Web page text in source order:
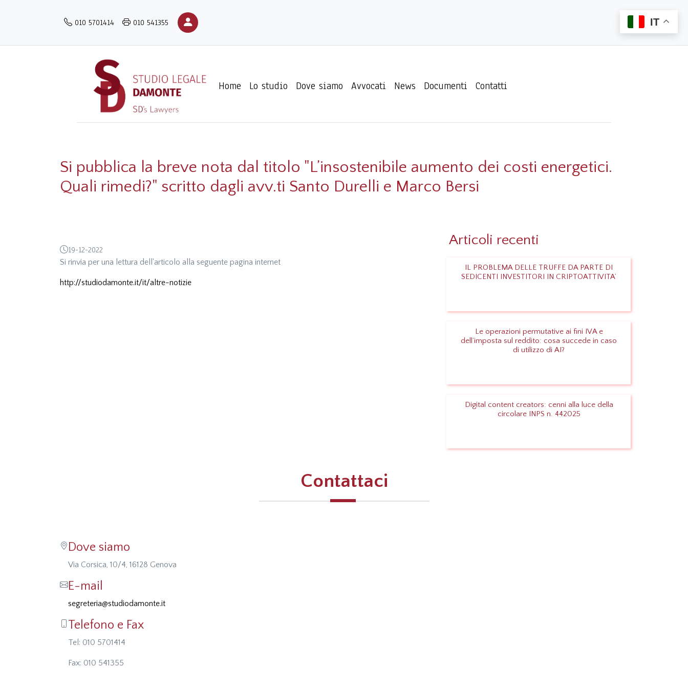
principale
010 5701414 010 541355
Home Lo studio Dove siamo Avvocati News Documenti Contatti
IT
Si pubblica la breve nota dal titolo "L’insostenibile aumento dei costi energetici.
Quali rimedi?" scritto dagli avv.ti Santo Durelli e Marco Bersi
19-12-2022
Si rinvia per una lettura dell'articolo alla seguente pagina internet
http://studiodamonte.it/it/altre-notizie
Articoli recenti
IL PROBLEMA DELLE TRUFFE DA PARTE DI
SEDICENTI INVESTITORI IN CRIPTOATTIVITA’
Le operazioni permutative ai fini IVA e
dell’imposta sul reddito: cosa succede in caso
di utilizzo di AI?
Digital content creators: cenni alla luce della
circolare INPS n. 442025
Contattaci
Dove siamo
Via Corsica, 10/4, 16128 Genova
E-mail
segreteria@studiodamonte.it
Telefono e Fax
Tel: 010 5701414
Fax: 010 541355